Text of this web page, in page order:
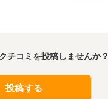
チコミを投稿しませんか？
投稿する